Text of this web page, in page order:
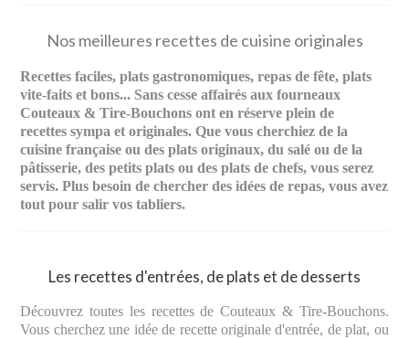
Nos meilleures recettes de cuisine originales
Recettes faciles, plats gastronomiques, repas de fête, plats
vite-faits et bons... Sans cesse affairés aux fourneaux
Couteaux & Tire-Bouchons ont en réserve plein de
recettes sympa et originales. Que vous cherchiez de la
cuisine française ou des plats originaux, du salé ou de la
pâtisserie, des petits plats ou des plats de chefs, vous serez
servis. Plus besoin de chercher des idées de repas, vous avez
tout pour salir vos tabliers.
Les recettes d'entrées, de plats et de desserts
Découvrez toutes les recettes de Couteaux & Tire-Bouchons.
Vous cherchez une idée de recette originale d'entrée, de plat, ou